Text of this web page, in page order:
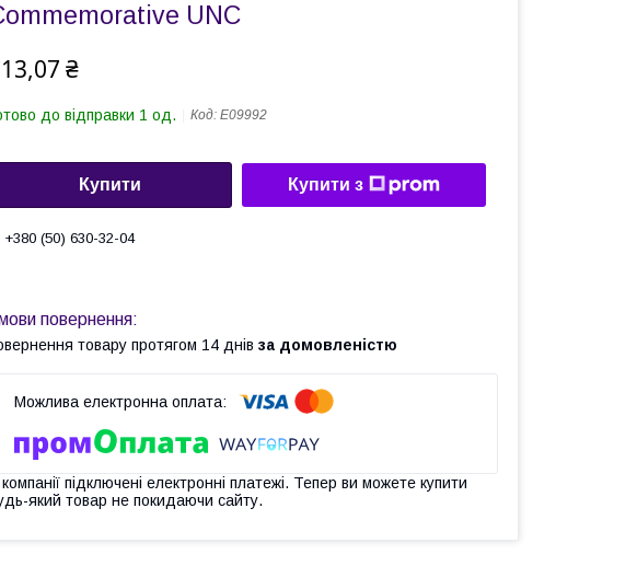
UNC
₴
до відправки 1 од. Код: Е09992
Купити Купити з
+380 (50) 630-32-04
товару протягом 14 днів за домовленістю
підключені електронні платежі. Тепер ви можете купити
який товар не покидаючи сайту.